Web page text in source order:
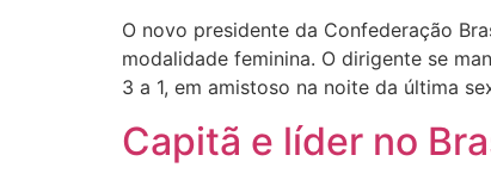
O novo presidente da Confederação
modalidade feminina. O dirigente se
3 a 1, em amistoso na noite da última
Capitã e líder no